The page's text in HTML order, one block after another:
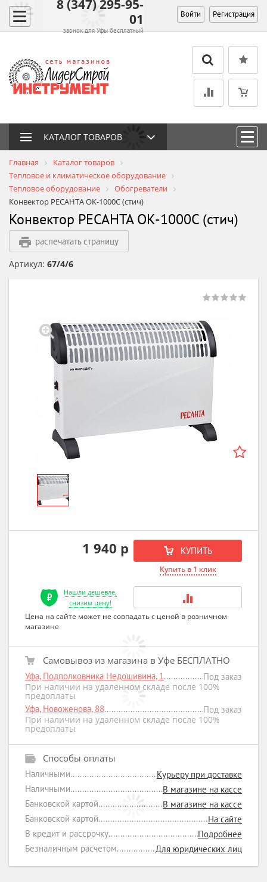
8 (347) 295-95-
01
звонок для Уфы бесплатный
Войти Регистрация
КАТАЛОГ ТОВАРОВ
Главная
Каталог товаров
Тепловое и климатическое оборудование
Тепловое оборудование
Обогреватели
Конвектор РЕСАНТА ОК-1000С (стич)
Конвектор РЕСАНТА ОК-1000С (стич)
распечатать страницу
Артикул: 67/4/6
1 940 р КУПИТЬ
Купить в 1 клик
Нашли дешевле,
снизим цену!
Цена на сайте может не совпадать с ценой в розничном
магазине
Самовывоз из магазина в Уфе БЕСПЛАТНО
Уфа, Подполковника Недошивина, 1
Под заказ
При наличии на удаленном складе после 100%
предоплаты
Уфа, Новоженова, 88
Под заказ
При наличии на удаленном складе после 100%
предоплаты
Способы оплаты
Наличными
Курьеру при доставке
Наличными
В магазине на кассе
Банковской картой
В магазине на кассе
Банковской картой
На сайте
В кредит и рассрочку
Подробнее
Безналичным расчетом
Для юридических лиц